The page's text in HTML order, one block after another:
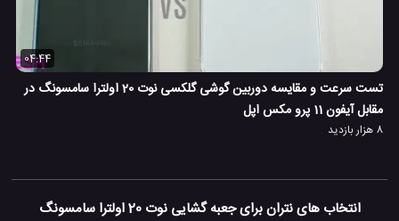
04:44
تست سرعت و مقایسه دوربین گوشی گلکسی نوت 20 اولترا سامسونگ در
مقابل آیفون 11 پرو مکس اپل
8 هزار بازدید
انتخاب های نتران برای جعبه گشایی نوت 20 اولترا سامسونگ